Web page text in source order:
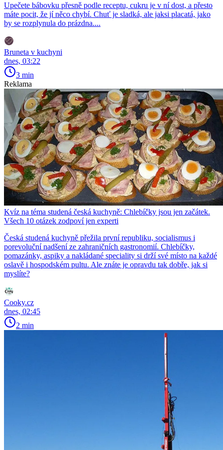
Upečete bábovku přesně podle receptu, cukru je v ní dost, a přesto
máte pocit, že jí něco chybí. Chuť je sladká, ale jaksi placatá, jako
by se rozplynula do prázdna....
Bruneta v kuchyni
dnes, 03:22
3 min
Reklama
Kvíz na téma studená česká kuchyně: Chlebíčky jsou jen začátek.
Všech 10 otázek zodpoví jen experti
Česká studená kuchyně přežila první republiku, socialismus i
porevoluční nadšení ze zahraničních gastronomií. Chlebíčky,
pomazánky, aspiky a nakládané speciality si drží své místo na každé
oslavě i hospodském pultu. Ale znáte je opravdu tak dobře, jak si
myslíte?
Cooky.cz
dnes, 02:45
2 min